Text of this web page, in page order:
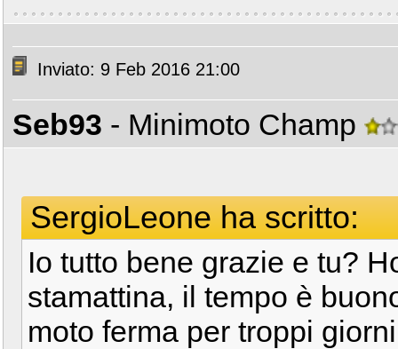
Inviato: 9 Feb 2016 21:00
Seb93 - Minimoto Champ
SergioLeone ha scritto:
Io tutto bene grazie e tu?
stamattina, il tempo è
moto ferma per troppi giorni